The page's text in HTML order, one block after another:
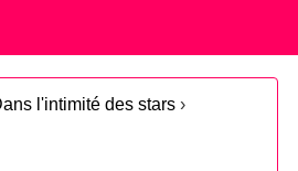
l'intimité des stars ›